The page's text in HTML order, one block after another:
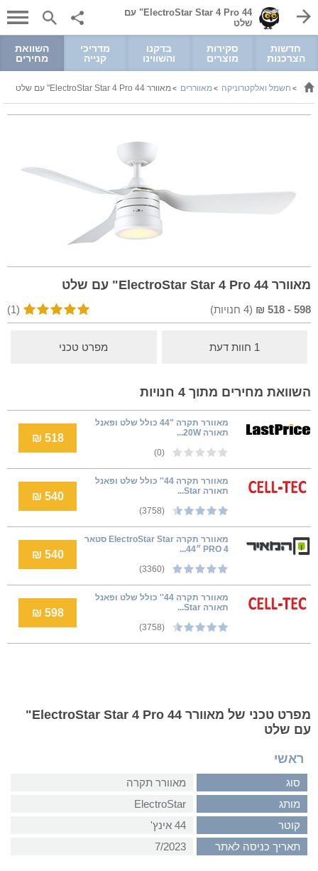
ElectroStar Star 4 Pro 44" עם
שלט
חדשות
הצרכנות
סקירות
מוצרים
בדקנו
והשווינו
מדריכי
קנייה
השוואת
מחירים
> חשמל ואלקטרוניקה >מאווררים >מאוורר ElectroStar Star 4 Pro 44" עם שלט
מאוורר ElectroStar Star 4 Pro 44" עם שלט
598
-
518
₪
(
4 חנויות) (1)
1 חוות דעת מפרט טכני
השוואת מחירים מתוך 4 חנויות
מאוורר תקרה "44 כולל שלט ופאנל
תאורה 20W...
(0)
518 ₪
מאוורר תקרה 44'' כולל שלט ופאנל
תאורה Star...
(3758)
540 ₪
מאוורר תקרה ElectroStar Star סטאר
4 PRO ״44...
(3360)
540 ₪
מאוורר תקרה 44'' כולל שלט ופאנל
תאורה Star...
(3758)
598 ₪
מפרט טכני של מאוורר ElectroStar Star 4 Pro 44"
עם שלט
ראשי
סוג
מאוורר תקרה
מותג
ElectroStar
קוטר
44 אינץ'
תאריך כניסה לאתר
7/2023